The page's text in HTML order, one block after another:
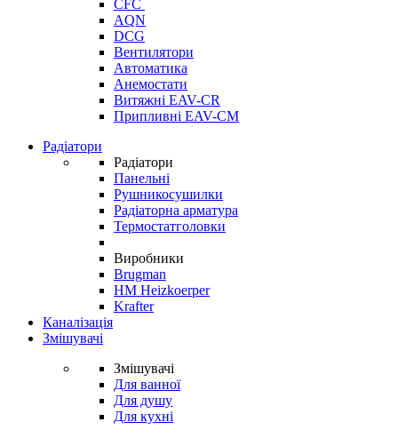
CFC
AQN
DCG
Вентилятори
Автоматика
Анемостати
Витяжні EAV-CR
Припливні EAV-CM
Радіатори
Радіатори
Панельні
Рушникосушилки
Радіаторна арматура
Термостатголовки
Виробники
Brugman
HM Heizkoerper
Krafter
Каналізація
Змішувачі
Змішувачі
Для ванної
Для душу
Для кухні